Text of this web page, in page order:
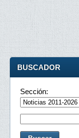
BUSCADOR
Sección: